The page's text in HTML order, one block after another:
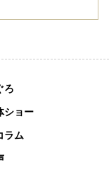
ろ
ショー
ラム